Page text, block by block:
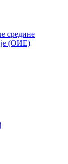
средине
(ОИЕ)